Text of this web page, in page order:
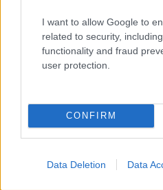
I want to allow Google to
related to security,
functionality and fraud
user protection.
CONFIRM
Data Deletion Data